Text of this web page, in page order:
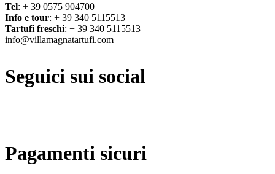
Tel: + 39 0575 904700
Info e tour: + 39 340 5115513
Tartufi freschi: + 39 340 5115513
info@villamagnatartufi.com
Seguici sui social
Pagamenti sicuri